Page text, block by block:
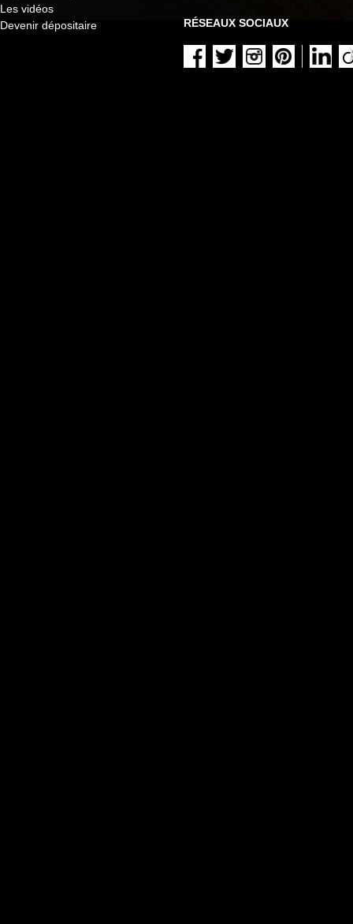
Les vidéos
Devenir dépositaire
RÉSEAUX SOCIAUX